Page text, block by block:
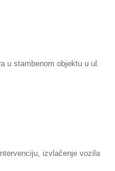
u stambenom objektu u ul.
izvlačenje vozila